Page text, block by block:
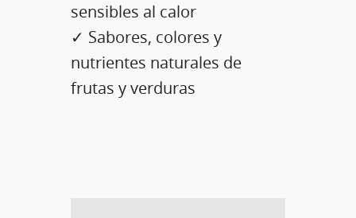
sensibles al calor
✓ Sabores, colores y
nutrientes naturales de
frutas y verduras